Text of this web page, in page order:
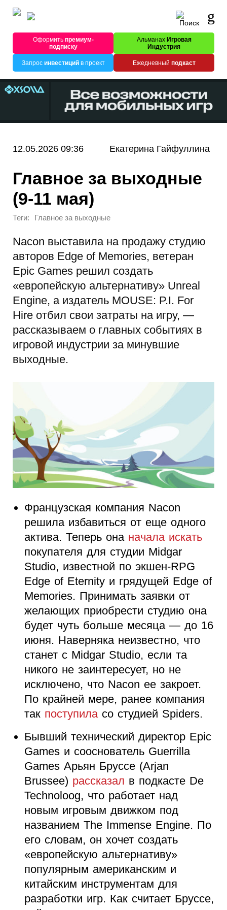
Оформитьпремиум-
подписку
Альманах Игровая
Индустрия
Запрос инвестицийв проект Ежедневный подкаст
12.05.2026 09:36 Екатерина Гайфуллина
Главное за выходные
(9-11 мая)
Теги: Главное за выходные
Nacon выставила на продажу студию
авторов Edge of Memories, ветеран
Epic Games решил создать
«европейскую альтернативу» Unreal
Engine, а издатель MOUSE: P.I. For
Hire отбил свои затраты на игру, —
рассказываем о главных событиях в
игровой индустрии за минувшие
выходные.
Французская компания Nacon
решила избавиться от еще одного
актива. Теперь она начала искать
покупателя для студии Midgar
Studio, известной по экшен-RPG
Edge of Eternity и грядущей Edge of
Memories. Принимать заявки от
желающих приобрести студию она
будет чуть больше месяца — до 16
июня. Наверняка неизвестно, что
станет с Midgar Studio, если та
никого не заинтересует, но не
исключено, что Nacon ее закроет.
По крайней мере, ранее компания
так поступиласо студией Spiders.
Бывший технический директор Epic
Games и сооснователь Guerrilla
Games Арьян Бруссе (Arjan
Brussee) рассказал в подкасте De
Technoloog, что работает над
новым игровым движком под
названием The Immense Engine. По
его словам, он хочет создать
«европейскую альтернативу»
популярным американским и
китайским инструментам для
разработки игр. Как считает Бруссе,